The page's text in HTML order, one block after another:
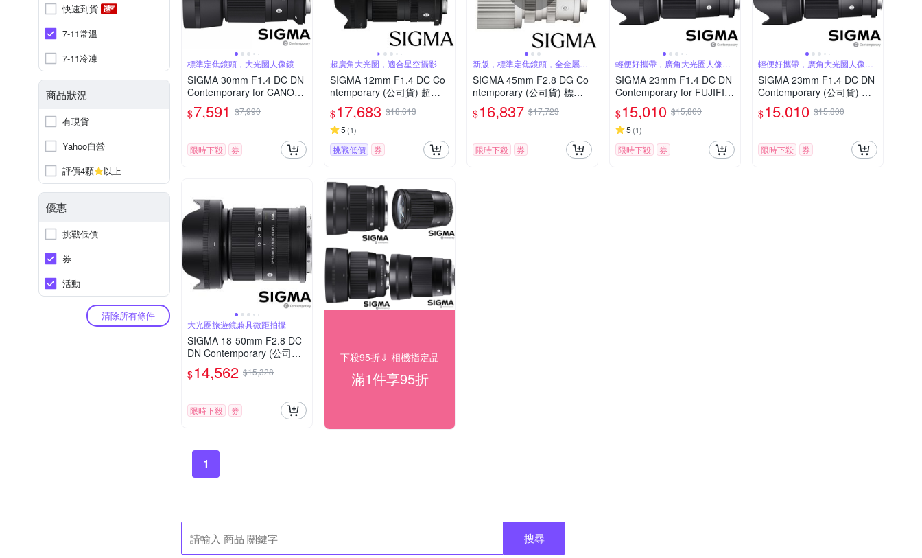
快速到貨
7-11常溫
7-11冷凍
商品狀況
有現貨
Yahoo自營
評價4顆
以上
優惠
挑戰低價
券
活動
清除所有條件
標準定焦鏡頭，大光圈人像鏡
SIGMA 30mm F1.4 DC DN
Contemporary for CANON
RF 接環 (公司貨) 標準大光
圈定焦鏡 人像鏡 APS-C 無
$7,591 $7,990
限時下殺 券
超廣角大光圈，適合星空攝影
SIGMA 12mm F1.4 DC Co
ntemporary (公司貨) 超廣
角大光圈定焦鏡 星空鏡 AP
S-C 無反微單眼專用鏡頭
$17,683 $18,613
5 (1)
挑戰低價 券
新版，標準定焦鏡頭，全金屬結
構
SIGMA 45mm F2.8 DG Co
ntemporary (公司貨) 標準
定焦鏡頭 全片幅無反微單眼
鏡頭 i系列
$16,837 $17,723
限時下殺 券
輕便好攜帶，廣角大光圈人像
鏡，美麗淺景深
SIGMA 23mm F1.4 DC DN
Contemporary for FUJIFIL
M X 富士接環 (公司貨) 廣角
大光圈定焦鏡 人像鏡 APS-
C 無反微單眼專用鏡頭
$15,010 $15,800
5 (1)
限時下殺 券
輕便好攜帶，廣角大光圈人像
鏡，美麗淺景深
SIGMA 23mm F1.4 DC DN
Contemporary (公司貨) 廣
角大光圈定焦鏡 人像鏡 AP
S-C 無反微單眼專用鏡頭
$15,010 $15,800
限時下殺 券
大光圈旅遊鏡兼具微距拍攝
SIGMA 18-50mm F2.8 DC
DN Contemporary (公司貨)
旅遊鏡 APS-C 無反微單眼
專用鏡頭
$14,562 $15,328
限時下殺 券
下殺95折⇓ 相機指定品
滿1件享95折
1
搜尋